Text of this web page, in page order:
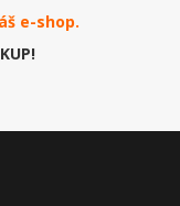
e-shop.